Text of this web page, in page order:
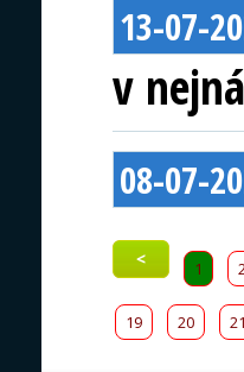
13-07-
v
08-07-
< 1
19 20 21